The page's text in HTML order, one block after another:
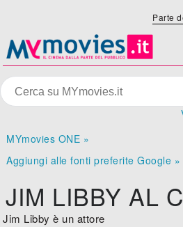
Parte
MYmovies ONE »
Aggiungi alle fonti preferite Google »
JIM LIBBY AL
Jim Libby è un attore